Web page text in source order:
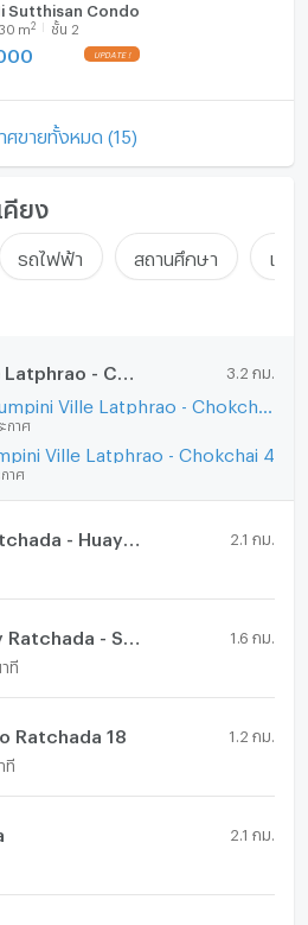
Sutthisan Condo
30 m2 ชั้น 2
ศขายทั้งหมด (15)
คียง
รถไฟฟ้า สถานศึกษา แหล่
3.2 กม.
กาศ
Ville Latphrao - Chokchai 4
าศ
2.1 กม.
1.6 กม.
ที
Ratchada 18 1.2 กม.
ที
2.1 กม.